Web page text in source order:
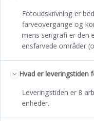
Fotoudskrivning er
farveovergange og
mens serigrafi er den
ensfarvede områder
Hvad er leveringstiden
Leveringstiden er 8
enheder.